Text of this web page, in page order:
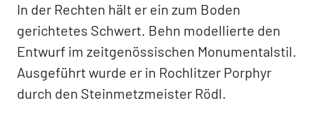
In der Rechten hält er ein zum Boden
gerichtetes Schwert. Behn modellierte den
Entwurf im zeitgenössischen Monumentalstil.
Ausgeführt wurde er in Rochlitzer Porphyr
durch den Steinmetzmeister Rödl.